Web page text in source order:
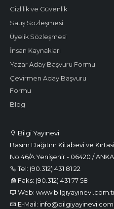
Bilgi Yayınevi
Basım Dağıtım Kitabevi ve
No:46/A Yenişehir - 06420 /
Tel: (90.312) 431 81 22
Faks: (90.312) 431 77 58
Web:
E-Mail:
Gizlilik ve Güvenlik
Satış Sözleşmesi
Üyelik Sözleşmesi
İnsan Kaynakları
Yazar Aday Başvuru Formu
Çevirmen Aday Başvuru
Formu
Blog